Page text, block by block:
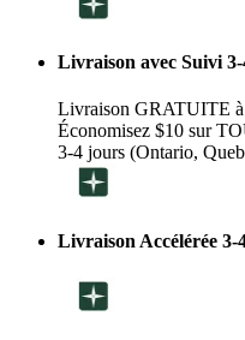
Livraison avec Suivi
Livraison GRATUITE à
Économisez $10 sur
3-4 jours (Ontario,
Livraison Accélérée 3-